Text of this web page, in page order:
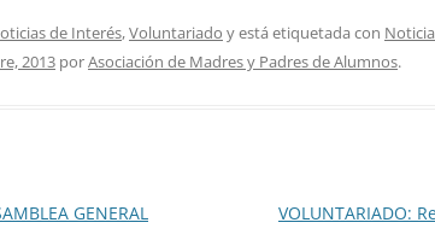
de Interés,Voluntariado y está etiquetada con
2013 porAsociación de Madres y Padres de Alumnos.
GENERAL VOLUNTARIADO: